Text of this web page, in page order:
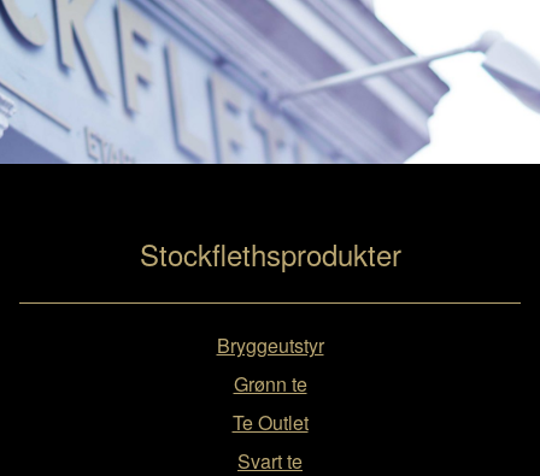
Stockflethsprodukter
Bryggeutstyr
Grønn te
Te Outlet
Svart te